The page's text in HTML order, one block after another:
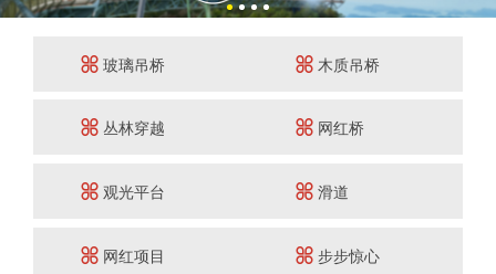
玻璃吊桥 木质吊桥
丛林穿越 网红桥
观光平台 滑道
网红项目 步步惊心